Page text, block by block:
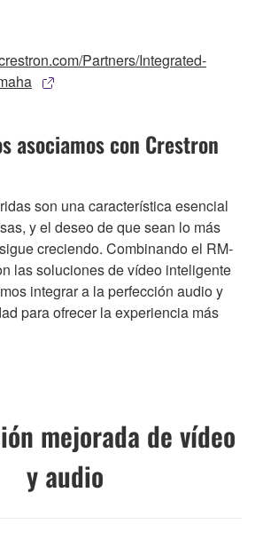
Partners/Integrated-
asociamos con Crestron
son una característica esencial
y el deseo de que sean lo más
creciendo. Combinando el RM-
las soluciones de vídeo inteligente
integrar a la perfección audio y
para ofrecer la experiencia más
mejorada de vídeo
y audio